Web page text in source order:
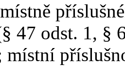
47 odst. 1, §